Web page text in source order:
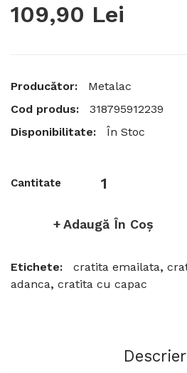
109,90 Lei
Producător:
Metalac
Cod produs:
318795912239
Disponibilitate:
În Stoc
Cantitate
Adaugă În Coş
Etichete: cratita emailata,
adanca, cratita cu capac